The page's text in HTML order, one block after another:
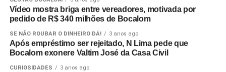
Vídeo mostra briga entre vereadores, motivada por
pedido de R$ 340 milhões de Bocalom
SE NÃO ROUBAR O DINHEIRO DÁ! 3 anos ago
Após empréstimo ser rejeitado, N Lima pede que
Bocalom exonere Valtim José da Casa Civil
CURIOSIDADES 3 anos ago